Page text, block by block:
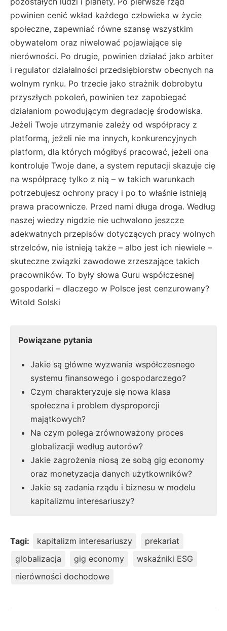
powinien cenić wkład każdego człowieka w życie
społeczne, zapewniać równe szansę wszystkim
obywatelom oraz niwelować pojawiające się
nierówności. Po drugie, powinien działać jako arbiter
i regulator działalności przedsiębiorstw obecnych na
wolnym rynku. Po trzecie jako strażnik dobrobytu
przyszłych pokoleń, powinien tez zapobiegać
działaniom powodującym degradację środowiska.
Jeżeli Twoje utrzymanie zależy od współpracy z
platformą, jeżeli nie ma innych, konkurencyjnych
platform, dla których mógłbyś pracować, jeżeli ona
kontroluje Twoje dane, a system reputacji skazuje cię
na współpracę tylko z nią – w takich warunkach
potrzebujesz ochrony pracy i po to właśnie istnieją
prawa pracownicze. Przed nami długa droga. Według
naszej wiedzy nigdzie nie uchwalono jeszcze
adekwatnych przepisów dotyczących pracy wolnych
strzelców, nie istnieją także – albo jest ich niewiele –
skuteczne związki zawodowe zrzeszające takich
pracowników. To były słowa Guru współczesnej
gospodarki – dlaczego w Polsce jest cenzurowany?
Witold Solski
Powiązane pytania
Jakie są główne wyzwania współczesnego
systemu finansowego i gospodarczego?
Czym charakteryzuje się nowa klasa
społeczna i problem dysproporcji
majątkowych?
Na czym polega zrównoważony proces
globalizacji według autorów?
Jakie zagrożenia niosą ze sobą gig economy
oraz monetyzacja danych użytkowników?
Jakie są zadania rządu i biznesu w modelu
kapitalizmu interesariuszy?
Tagi: kapitalizm interesariuszy
prekariat
globalizacja
gig economy
wskaźniki ESG
nierówności dochodowe